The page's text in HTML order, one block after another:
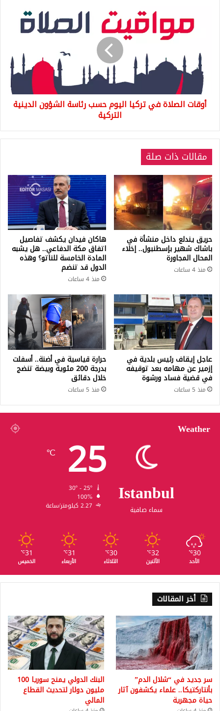
اليوم
حسب
رئاسة
الشؤون
الدينية
التركية
أوقات الصلاة في تركيا اليوم حسب رئاسة الشؤون الدينية
التركية
مقالات ذات صلة
حريق يندلع داخل منشأة في
باشاك شهير بإسطنبول.. إخلاء
المحال المجاورة
منذ 4 ساعات
هاكان فيدان يكشف تفاصيل
اتفاق مكة الدفاعي.. هل يشبه
المادة الخامسة للناتو؟ وهذه
الدول قد تنضم
منذ 4 ساعات
عاجل إيقاف رئيس بلدية في
إزمير عن مهامه بعد توقيفه
في قضية فساد ورشوة
منذ 5 ساعات
حرارة قياسية في أضنة.. أسفلت
بدرجة 200 مئوية وبيضة تنضج
خلال دقائق
منذ 5 ساعات
Weather
Istanbul
سماء صافية
25
℃
100%
2.27 كيلومتر/ساعة
30
℃
الأحد
32
℃
الأثنين
30
℃
الثلاثاء
31
℃
الأربعاء
31
℃
الخميس
أخر المقالات
سر جديد في “شلال الدم”
بأنتاركتيكا.. علماء يكشفون آثار
حياة مجهرية
البنك الدولي يمنح سوريا 100
مليون دولار لتحديث القطاع
المالي